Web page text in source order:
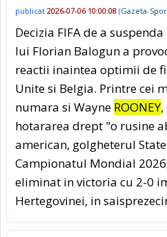
publicat 2026-07-06 10:00:08 (Gazeta-
Decizia FIFA de a
lui Florian Balogun a
reactii inaintea optimii de
Unite si Belgia. Printre cei
numara si Wayne ROONEY
hotararea drept "o rusine
american, golgheterul
Campionatul Mondial
eliminat in victoria cu 2-0
Hertegovinei, in